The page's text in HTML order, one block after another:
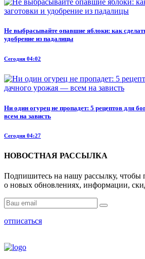
Не выбрасывайте опавшие яблоки: как
удобрение из падалицы
Сегодня 04:02
Ни один огурец не пропадет: 5 рецептов для
всем на зависть
Сегодня 04:27
НОВОСТНАЯ РАССЫЛКА
Подпишитесь на нашу рассылку, чтобы
о новых обновлениях, информации,
отписаться